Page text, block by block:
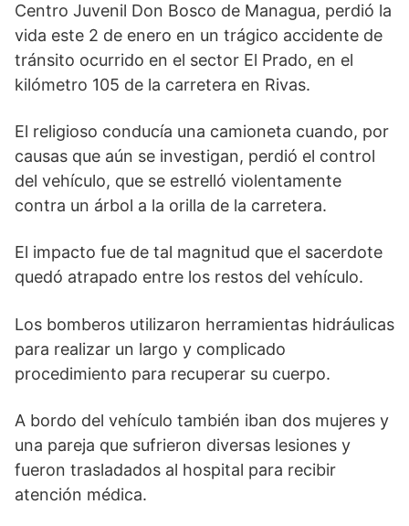
Centro Juvenil Don Bosco de Managua, perdió la
vida este 2 de enero en un trágico accidente de
tránsito ocurrido en el sector El Prado, en el
kilómetro 105 de la carretera en Rivas.
El religioso conducía una camioneta cuando, por
causas que aún se investigan, perdió el control
del vehículo, que se estrelló violentamente
contra un árbol a la orilla de la carretera.
El impacto fue de tal magnitud que el sacerdote
quedó atrapado entre los restos del vehículo.
Los bomberos utilizaron herramientas hidráulicas
para realizar un largo y complicado
procedimiento para recuperar su cuerpo.
A bordo del vehículo también iban dos mujeres y
una pareja que sufrieron diversas lesiones y
fueron trasladados al hospital para recibir
atención médica.